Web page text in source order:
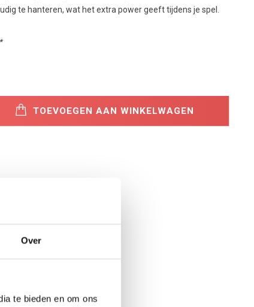
Over
te bieden en om ons
te hanteren, wat het extra power geeft tijdens je spel.
*
TOEVOEGEN AAN WINKELWAGEN